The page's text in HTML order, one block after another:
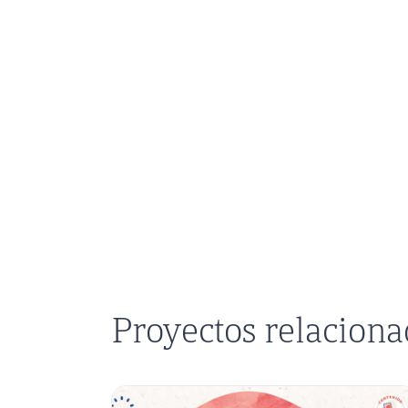
Proyectos